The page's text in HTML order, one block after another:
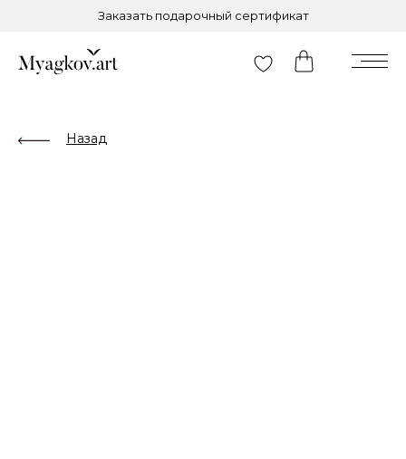
Заказать подарочный сертификат
Назад